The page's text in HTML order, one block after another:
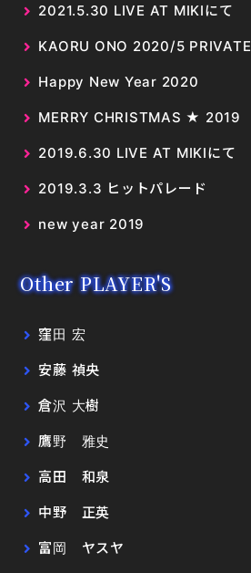
2021.5.30 LIVE AT MIKIにて
KAORU ONO 2020/5 PRIVATE
Happy New Year 2020
MERRY CHRISTMAS ★ 2019
2019.6.30 LIVE AT MIKIにて
2019.3.3 ヒットパレード
new year 2019
Other PLAYER'S
窪田 宏
安藤 禎央
倉沢 大樹
鷹野 雅史
高田 和泉
中野 正英
富岡 ヤスヤ